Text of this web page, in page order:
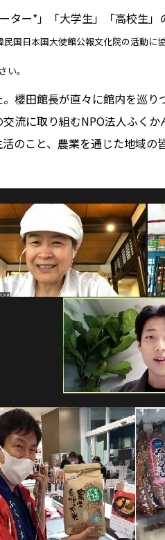
ター*」「大学生」「高校生
国日本国大使館公報文化院の活動に
い。
櫻田館長が直々に館内を巡り
流に取り組むNPO法人ふく
のこと、農業を通じた地域